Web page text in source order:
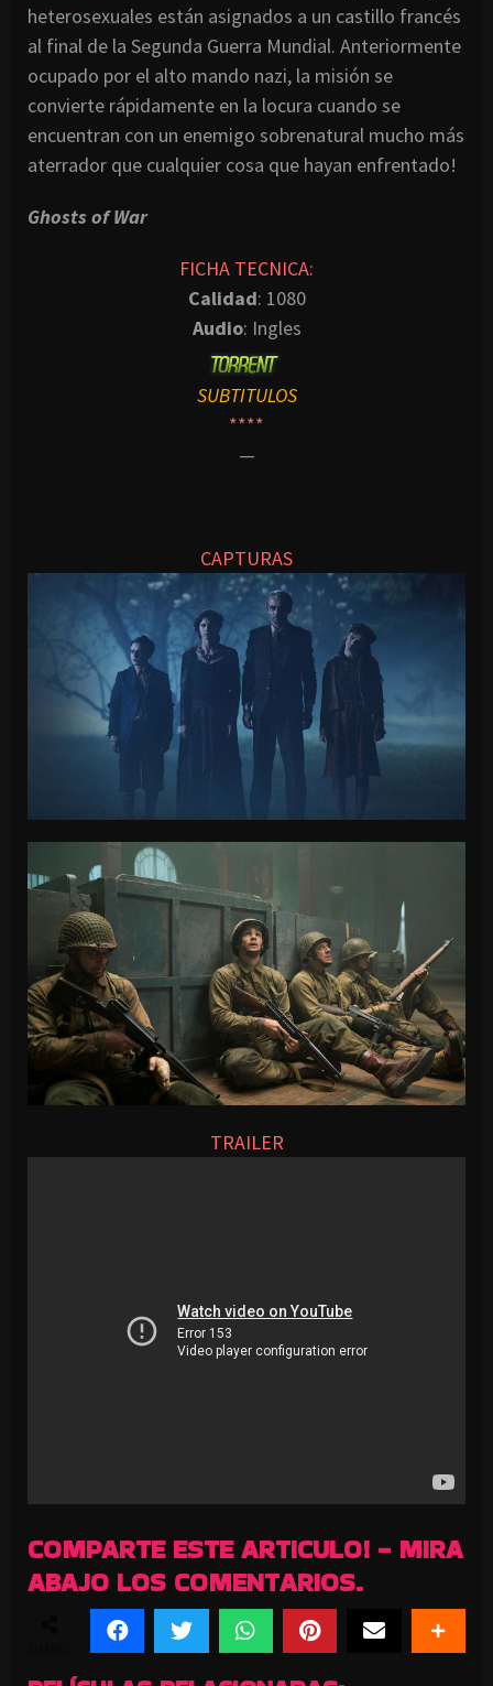
heterosexuales están asignados a un castillo francés
al final de la Segunda Guerra Mundial. Anteriormente
ocupado por el alto mando nazi, la misión se
convierte rápidamente en la locura cuando se
encuentran con un enemigo sobrenatural mucho más
aterrador que cualquier cosa que hayan enfrentado!
Ghosts of War
FICHA TECNICA:
Calidad: 1080
Audio: Ingles
SUBTITULOS
****
—
CAPTURAS
TRAILER
COMPARTE ESTE ARTICULO! - MIRA
ABAJO LOS COMENTARIOS.